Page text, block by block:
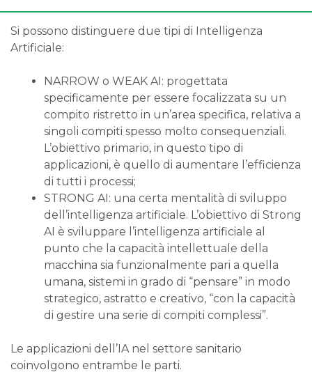
Si possono distinguere due tipi di Intelligenza
Artificiale:
NARROW o WEAK AI: progettata
specificamente per essere focalizzata su un
compito ristretto in un’area specifica, relativa a
singoli compiti spesso molto consequenziali.
L’obiettivo primario, in questo tipo di
applicazioni, è quello di aumentare l’efficienza
di tutti i processi;
STRONG AI: una certa mentalità di sviluppo
dell’intelligenza artificiale. L’obiettivo di Strong
AI è sviluppare l’intelligenza artificiale al
punto che la capacità intellettuale della
macchina sia funzionalmente pari a quella
umana, sistemi in grado di “pensare” in modo
strategico, astratto e creativo, “con la capacità
di gestire una serie di compiti complessi”.
Le applicazioni dell’IA nel settore sanitario
coinvolgono entrambe le parti.